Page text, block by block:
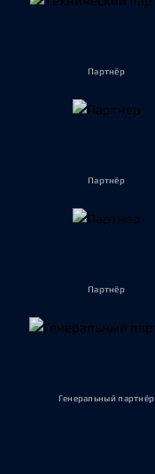
Партнёр
Партнёр
Партнёр
Генеральный партнёр